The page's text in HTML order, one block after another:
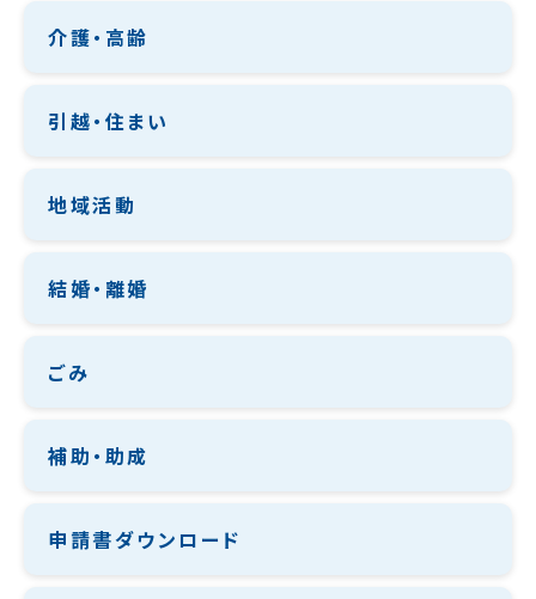
介護・高齢
引越・住まい
地域活動
結婚・離婚
ごみ
補助・助成
申請書ダウンロード